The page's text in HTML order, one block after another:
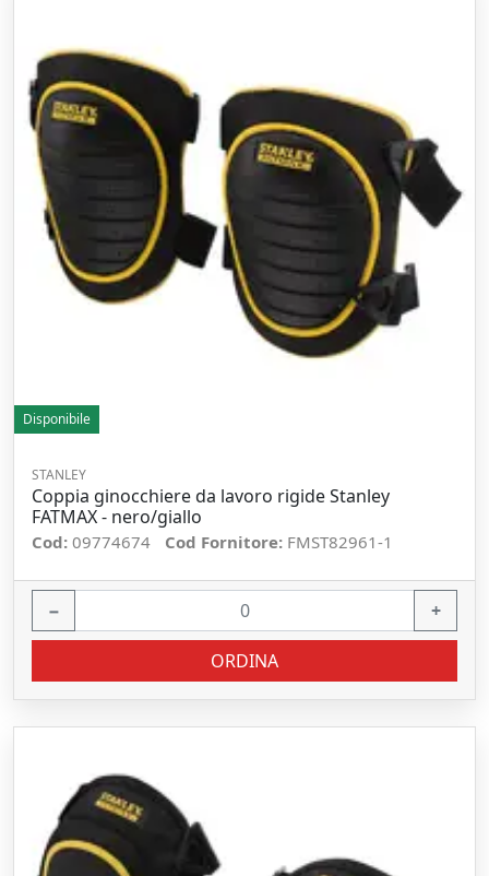
Disponibile
STANLEY
Coppia ginocchiere da lavoro rigide Stanley
FATMAX - nero/giallo
Cod: 09774674 Cod Fornitore: FMST82961-1
− +
ORDINA